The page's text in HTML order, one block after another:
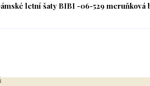
letní šaty BIBI -06-529 meruňková